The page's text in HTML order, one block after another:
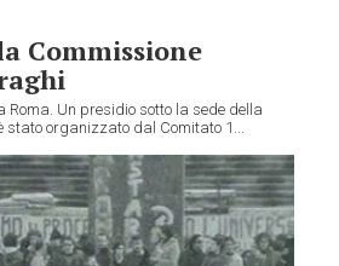
Commissione
Un presidio sotto la sede della
stato organizzato dal Comitato 1...